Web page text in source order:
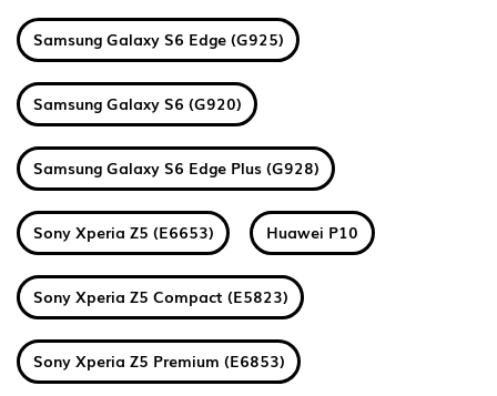
Samsung Galaxy S6 Edge (G925)
Samsung Galaxy S6 (G920)
Samsung Galaxy S6 Edge Plus (G928)
Sony Xperia Z5 (E6653) Huawei P10
Sony Xperia Z5 Compact (E5823)
Sony Xperia Z5 Premium (E6853)